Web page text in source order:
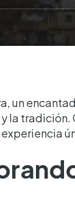
un
la tradición.